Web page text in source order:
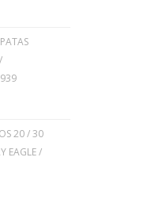
20 / 30
EAGLE /